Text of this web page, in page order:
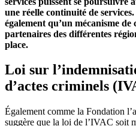
une réelle continuité de
également qu’un mécanisme
partenaires des différentes
place.
Loi sur
d’actes criminels
Également comme la Fondation
suggère que la loi de l’IVAC soit